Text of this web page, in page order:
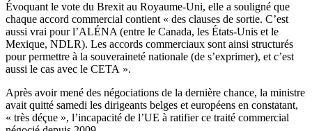
Évoquant le vote du Brexit au Royaume-Uni, elle a souligné que
chaque accord commercial contient « des clauses de sortie. C’est
aussi vrai pour l’ALÉNA (entre le Canada, les États-Unis et le
Mexique, NDLR). Les accords commerciaux sont ainsi structurés
pour permettre à la souveraineté nationale (de s’exprimer), et c’est
aussi le cas avec le CETA ».
Après avoir mené des négociations de la dernière chance, la ministre
avait quitté samedi les dirigeants belges et européens en constatant,
« très déçue », l’incapacité de l’UE à ratifier ce traité commercial